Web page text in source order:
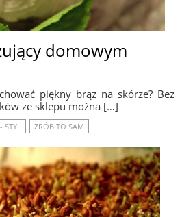
domowym
piękny brąz na skórze? Bez
ze sklepu można […]
STYL ZRÓB TO SAM